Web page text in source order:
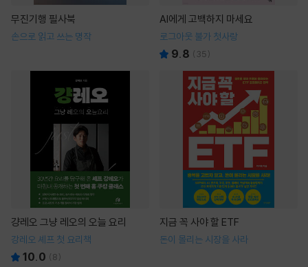
무진기행 필사북
손으로 읽고 쓰는 명작
AI에게 고백하지 마세요
로그아웃 불가 첫사랑
9.8 ( 35)
걍레오 그냥 레오의 오늘 요리
강레오 셰프 첫 요리책
10.0 (8)
지금 꼭 사야 할 ETF
돈이 몰리는 시장을 사라